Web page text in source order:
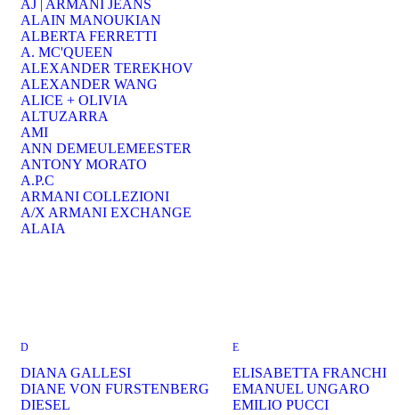
AJ | ARMANI JEANS
ALAIN MANOUKIAN
ALBERTA FERRETTI
A. MC'QUEEN
ALEXANDER TEREKHOV
ALEXANDER WANG
ALICE + OLIVIA
ALTUZARRA
AMI
ANN DEMEULEMEESTER
ANTONY MORATO
A.P.C
ARMANI COLLEZIONI
A/X ARMANI EXCHANGE
ALAIA
D
DIANA GALLESI
DIANE VON FURSTENBERG
DIESEL
E
ELISABETTA FRANCHI
EMANUEL UNGARO
EMILIO PUCCI